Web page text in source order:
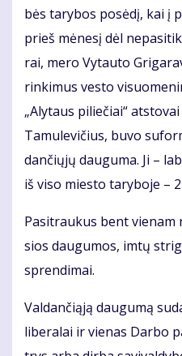
bės ta­ry­bos po­sė­dį, kai į
prieš mė­ne­sį dėl
rai, me­ro Vy­tau­to
rin­ki­mus ves­to
„Aly­taus pi­lie­čiai“
Ta­mu­le­vi­čius, bu­vo
dan­čių­jų dau­gu­ma. Ji –
iš vi­so mies­to ta­ry­bo­je –
Pa­si­trau­kus bent
sios dau­gu­mos, im­tų
spren­di­mai.
Val­dan­či­ą­ją dau­gu­mą
li­be­ra­lai ir vie­nas Dar­bo